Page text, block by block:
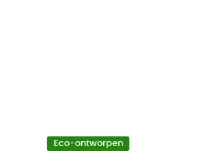
Eco-ontworpen